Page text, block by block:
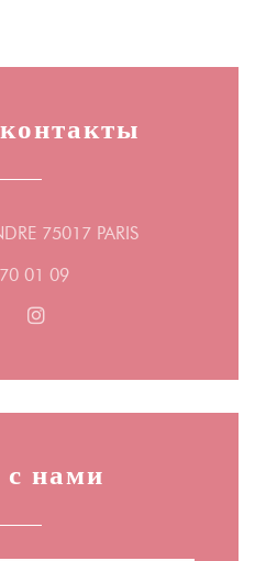
75017 PARIS((открывается
01 09
((открывается в
Instagram ((открывается
с нами